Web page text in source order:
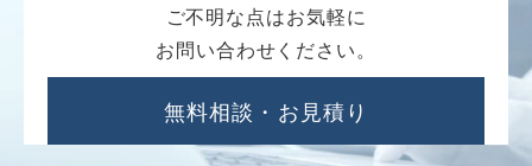
ご不明な点はお気軽に
お問い合わせください。
無料相談・お見積り